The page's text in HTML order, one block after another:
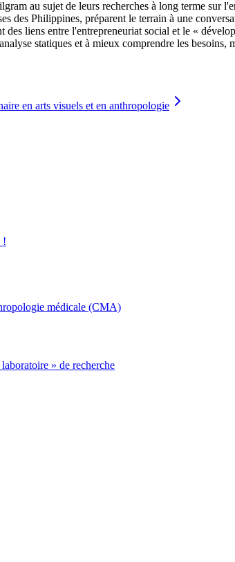
au sujet de leurs recherches à long terme sur
Philippines, préparent le terrain à une
liens entre l'entrepreneuriat social et le «
statiques et à mieux comprendre les
en arts visuels et en anthropologie
!
médicale (CMA)
» de recherche